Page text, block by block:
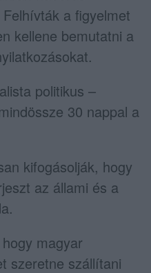
a figyelmet
kellene bemutatni a
politikus –
30 nappal a
kifogásolják, hogy
az állami és a
magyar
szeretne szállítani